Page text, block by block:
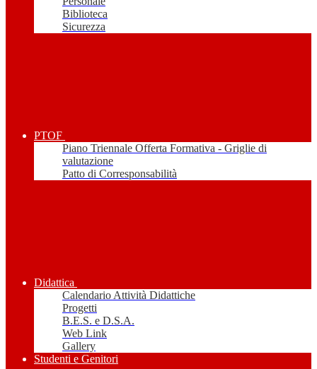
Biblioteca
Sicurezza
PTOF
Piano Triennale Offerta Formativa - Griglie di
valutazione
Patto di Corresponsabilità
Didattica
Calendario Attività Didattiche
Progetti
B.E.S. e D.S.A.
Web Link
Gallery
Studenti e Genitori